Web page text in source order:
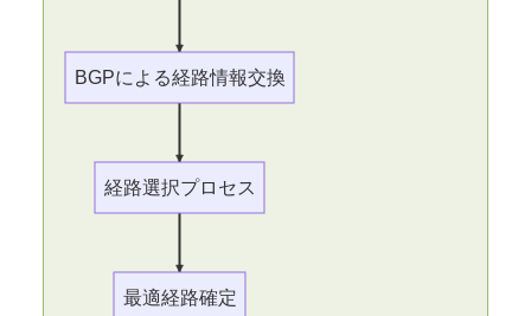
BGPによる経路情報交換
経路選択プロセス
最適経路確定